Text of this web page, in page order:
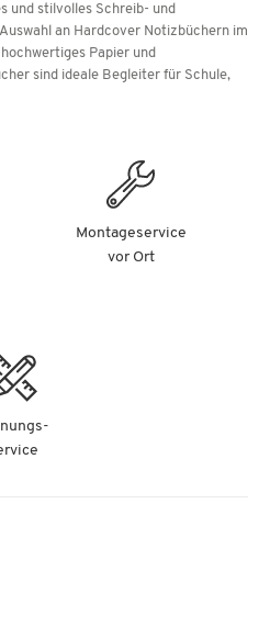
und stilvolles Schreib- und
an Hardcover Notizbüchern im
Papier und
sind ideale Begleiter für Schule,
Montageservice
vor Ort